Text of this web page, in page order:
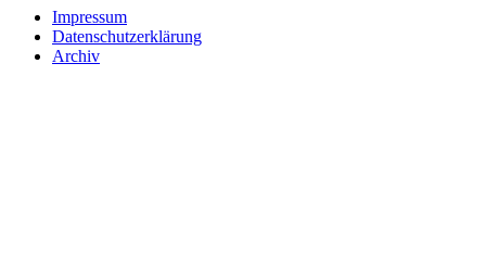
Impressum
Datenschutzerklärung
Archiv